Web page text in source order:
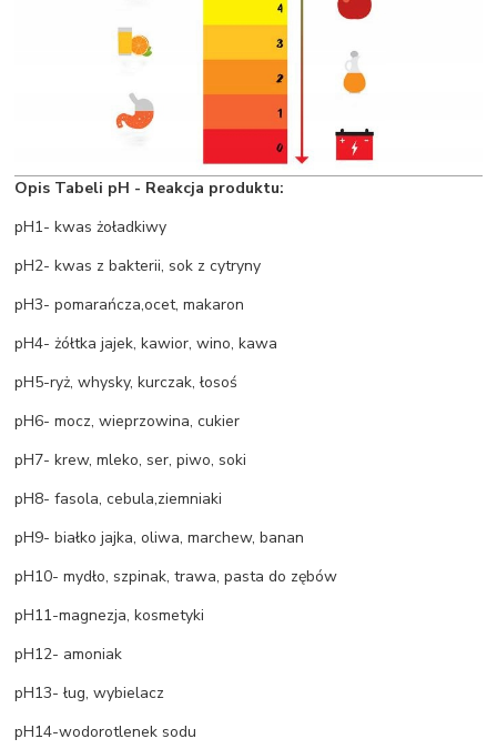
Opis Tabeli pH - Reakcja produktu:
pH1- kwas żoładkiwy
pH2- kwas z bakterii, sok z cytryny
pH3- pomarańcza,ocet, makaron
pH4- żółtka jajek, kawior, wino, kawa
pH5-ryż, whysky, kurczak, łosoś
pH6- mocz, wieprzowina, cukier
pH7- krew, mleko, ser, piwo, soki
pH8- fasola, cebula,ziemniaki
pH9- białko jajka, oliwa, marchew, banan
pH10- mydło, szpinak, trawa, pasta do zębów
pH11-magnezja, kosmetyki
pH12- amoniak
pH13- ług, wybielacz
pH14-wodorotlenek sodu